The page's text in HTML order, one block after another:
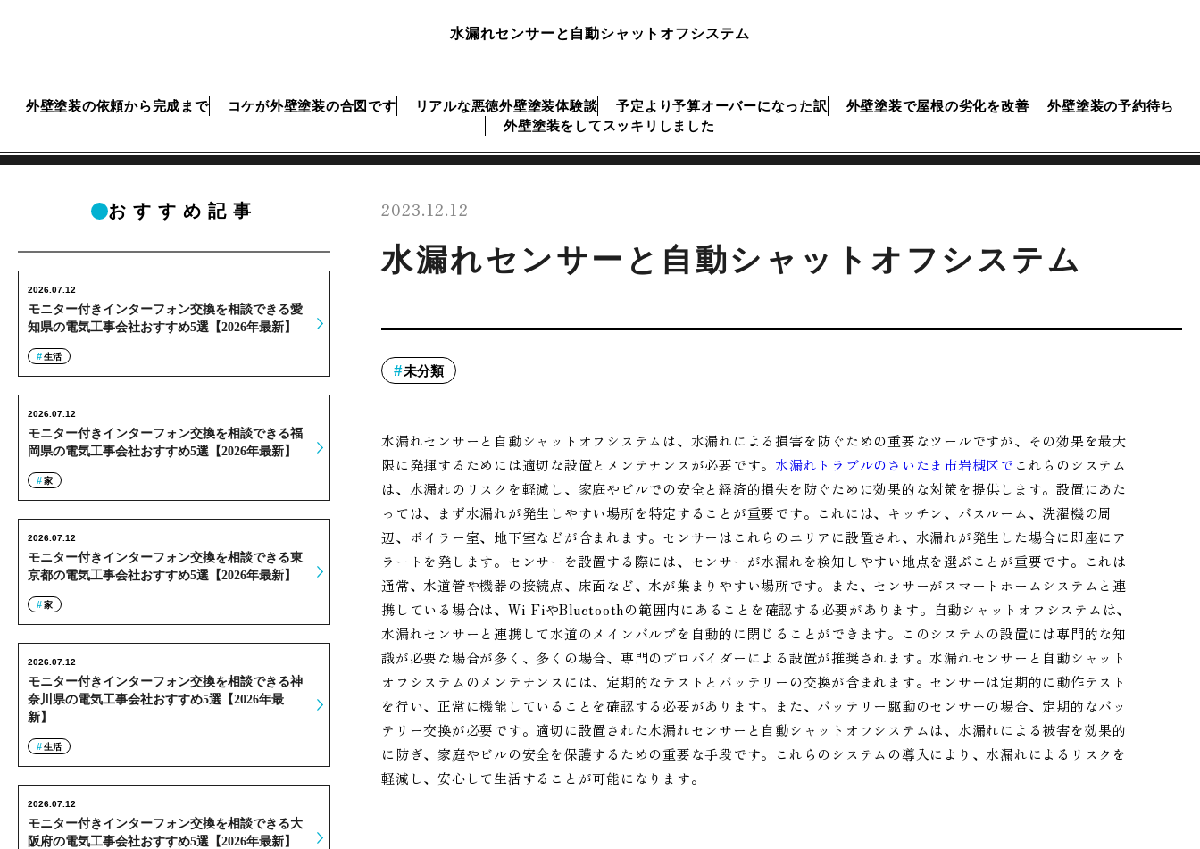
水漏れセンサーと自動シャットオフシステム
外壁塗装の依頼から完成まで コケが外壁塗装の合図です リアルな悪徳外壁塗装体験談 予定より予算オーバーになった訳 外壁塗装で屋根の劣化を改善
外壁塗装の予約待ち
外壁塗装をしてスッキリしました
2023.12.12
水漏れセンサーと自動シャットオフシステム
未分類
水漏れセンサーと自動シャットオフシステムは、水漏れによる損害を防ぐための重要なツールですが、その効果を最大
限に発揮するためには適切な設置とメンテナンスが必要です。 水漏れトラブルのさいたま市岩槻区で これらのシステム
は、水漏れのリスクを軽減し、家庭やビルでの安全と経済的損失を防ぐために効果的な対策を提供します。設置にあた
っては、まず水漏れが発生しやすい場所を特定することが重要です。これには、キッチン、バスルーム、洗濯機の周
辺、ボイラー室、地下室などが含まれます。センサーはこれらのエリアに設置され、水漏れが発生した場合に即座にア
ラートを発します。センサーを設置する際には、センサーが水漏れを検知しやすい地点を選ぶことが重要です。これは
通常、水道管や機器の接続点、床面など、水が集まりやすい場所です。また、センサーがスマートホームシステムと連
携している場合は、Wi-FiやBluetoothの範囲内にあることを確認する必要があります。自動シャットオフシステムは、
水漏れセンサーと連携して水道のメインバルブを自動的に閉じることができます。このシステムの設置には専門的な知
識が必要な場合が多く、多くの場合、専門のプロバイダーによる設置が推奨されます。水漏れセンサーと自動シャット
オフシステムのメンテナンスには、定期的なテストとバッテリーの交換が含まれます。センサーは定期的に動作テスト
を行い、正常に機能していることを確認する必要があります。また、バッテリー駆動のセンサーの場合、定期的なバッ
テリー交換が必要です。適切に設置された水漏れセンサーと自動シャットオフシステムは、水漏れによる被害を効果的
に防ぎ、家庭やビルの安全を保護するための重要な手段です。これらのシステムの導入により、水漏れによるリスクを
軽減し、安心して生活することが可能になります。
おすすめ記事
モニター付きインターフォン交換を相談できる愛
知県の電気工事会社おすすめ5選【2026年最新】
2026.07.12
生活
モニター付きインターフォン交換を相談できる福
岡県の電気工事会社おすすめ5選【2026年最新】
2026.07.12
家
モニター付きインターフォン交換を相談できる東
京都の電気工事会社おすすめ5選【2026年最新】
2026.07.12
家
モニター付きインターフォン交換を相談できる神
奈川県の電気工事会社おすすめ5選【2026年最
新】
2026.07.12
生活
モニター付きインターフォン交換を相談できる大
阪府の電気工事会社おすすめ5選【2026年最新】
2026.07.12